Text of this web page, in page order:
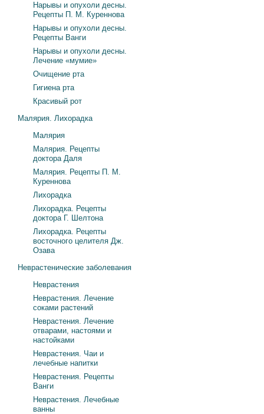
Нарывы и опухоли десны.
Рецепты П. М. Куреннова
Нарывы и опухоли десны.
Рецепты Ванги
Нарывы и опухоли десны.
Лечение «мумие»
Очищение рта
Гигиена рта
Красивый рот
Малярия. Лихорадка
Малярия
Малярия. Рецепты
доктора Даля
Малярия. Рецепты П. М.
Куреннова
Лихорадка
Лихорадка. Рецепты
доктора Г. Шелтона
Лихорадка. Рецепты
восточного целителя Дж.
Озава
Неврастенические заболевания
Неврастения
Неврастения. Лечение
соками растений
Неврастения. Лечение
отварами, настоями и
настойками
Неврастения. Чаи и
лечебные напитки
Неврастения. Рецепты
Ванги
Неврастения. Лечебные
ванны